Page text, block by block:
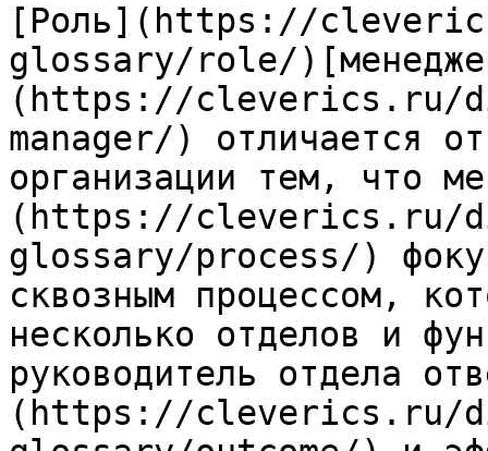
[Роль](https://
glossary/role/
(https://cleverics.ru/
manager/) отличается
организации тем, что
(https://cleverics.ru/
glossary/process/)
сквозным процессом,
несколько отделов и
руководитель отдела
(https://cleverics.ru/